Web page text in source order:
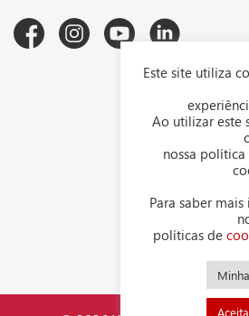
Downloads
Política de
Política de
Contato
Este site utiliza
Ao utilizar este
nossa
Para saber
políticas de